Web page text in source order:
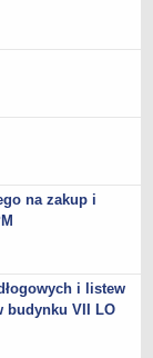
na zakup i
i listew
budynku VII LO